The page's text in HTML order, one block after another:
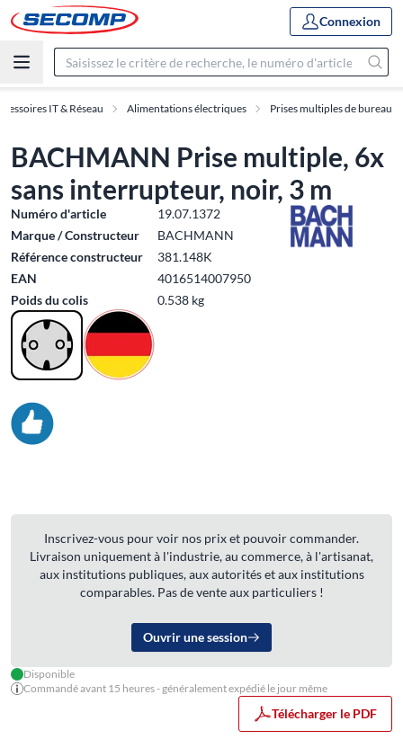
Connexion
IT & Réseau Alimentations électriques Prises multiples de bureau
BACHMANN Prise multiple, 6x
sans interrupteur, noir, 3 m
Numéro d'article
19.07.1372
Marque / Constructeur
BACHMANN
Référence constructeur
381.148K
EAN
4016514007950
Poids du colis
0.538 kg
Inscrivez-vous pour voir nos prix et pouvoir commander.
Livraison uniquement à l'industrie, au commerce, à l'artisanat,
aux institutions publiques, aux autorités et aux institutions
comparables. Pas de vente aux particuliers !
Ouvrir une session
Disponible
Commandé avant 15 heures - généralement expédié le jour même
Télécharger le PDF